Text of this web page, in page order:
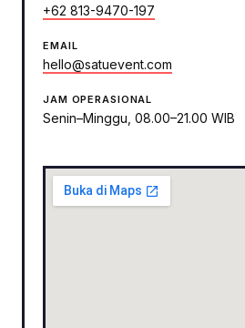
+62 813-9470-197
EMAIL
hello@satuevent.com
JAM OPERASIONAL
Senin–Minggu, 08.00–21.00 WIB